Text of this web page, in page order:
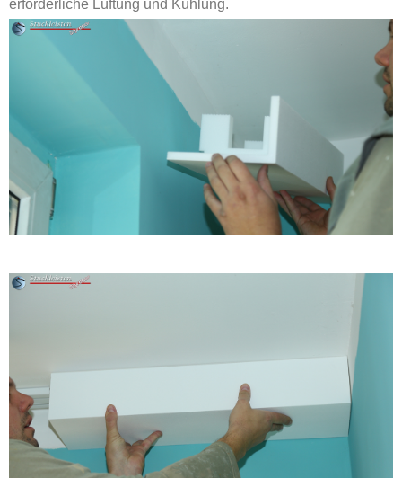
erforderliche Lüftung und Kühlung.